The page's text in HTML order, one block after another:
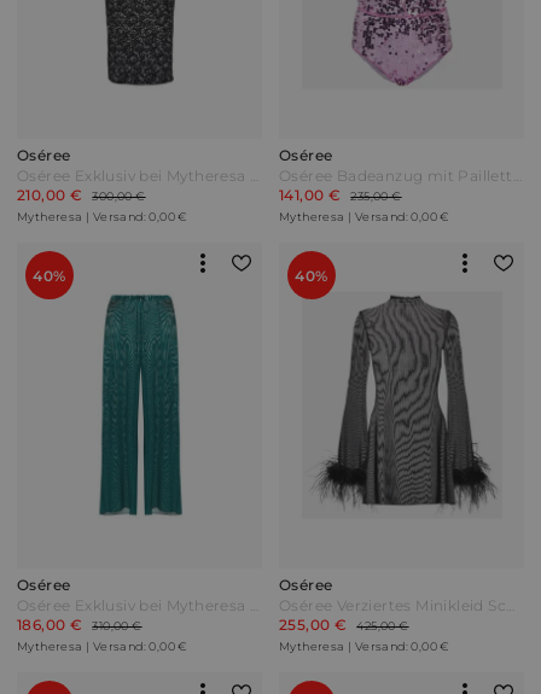
Oséree
Oséree Exklusiv bei Mytheresa – Minikleid aus Spitze Schwarz
210,00 €
300,00 €
Mytheresa | Versand: 0,00 €
Oséree
Oséree Badeanzug mit Pailletten Lila
141,00 €
235,00 €
Mytheresa | Versand: 0,00 €
40%
Oséree
Oséree Exklusiv bei Mytheresa – Hose Grün
186,00 €
310,00 €
Mytheresa | Versand: 0,00 €
40%
Oséree
Oséree Verziertes Minikleid Schwarz
255,00 €
425,00 €
Mytheresa | Versand: 0,00 €